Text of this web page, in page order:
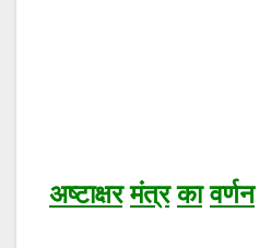
अष्टाक्षर मंत्र का वर्णन